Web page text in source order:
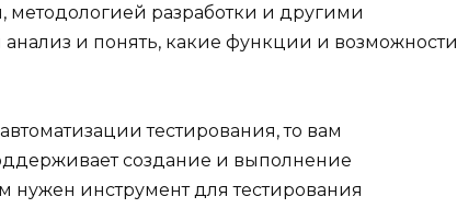
разработки и другими
и понять, какие функции и возможности
тестирования, то вам
создание и выполнение
нужен инструмент для тестирования